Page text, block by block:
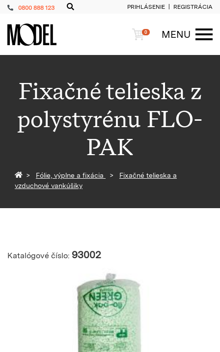
0800 888 123 PRIHLÁSENIE REGISTRÁCIA
PackShop Košík
0
MENU
Fixačné telieska z
polystyrénu FLO-
PAK
Späť na homepage
Fólie, výplne a fixácia
Fixačné telieska a
vzduchové vankúšiky
Katalógové číslo: 93002